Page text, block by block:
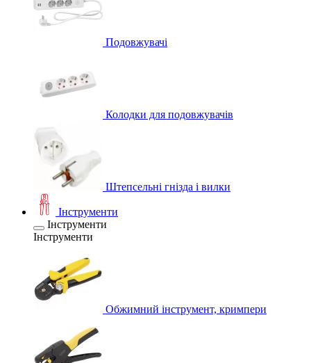
Подовжувачі
Колодки для подовжувачів
Штепсельні гнізда і вилки
Інструменти
Інструменти
Інструменти
Обжимний інструмент, кримпери